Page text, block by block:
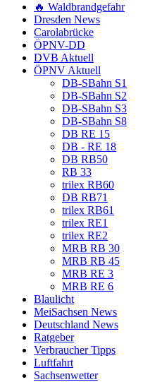
🔥 Waldbrandgefahr
Dresden News
Carolabrücke
ÖPNV-DD
DVB Aktuell
ÖPNV Aktuell
DB-SBahn S1
DB-SBahn S2
DB-SBahn S3
DB-SBahn S8
DB RE 15
DB - RE 18
DB RB50
RB 33
trilex RB60
DB RB71
trilex RB61
trilex RE1
trilex RE2
MRB RB 30
MRB RB 45
MRB RE 3
MRB RE 6
Blaulicht
MeiSachsen News
Deutschland News
Ratgeber
Verbraucher Tipps
Luftfahrt
Sachsenwetter